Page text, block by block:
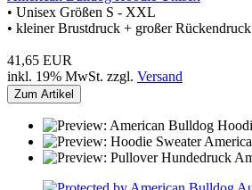
• Unisex Größen S - XXL
• kleiner Brustdruck + großer Rückendruck
41,65 EUR
inkl. 19% MwSt. zzgl. Versand
Zum Artikel